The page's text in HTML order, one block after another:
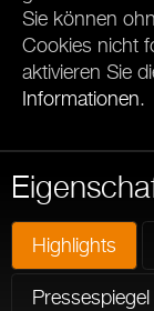
Sie können
Cookies nicht
aktivieren Sie
Informationen.
Highlights
Pressespiegel